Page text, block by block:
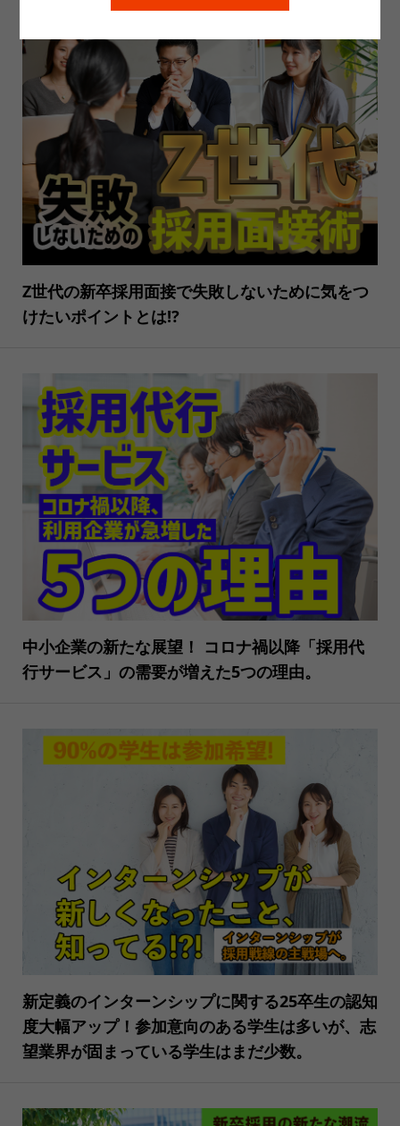
Z世代の新卒採用面接で失敗しないために気をつ
けたいポイントとは⁉
中小企業の新たな展望！ コロナ禍以降「採用代
行サービス」の需要が増えた5つの理由。
新定義のインターンシップに関する25卒生の認知
度大幅アップ！参加意向のある学生は多いが、志
望業界が固まっている学生はまだ少数。